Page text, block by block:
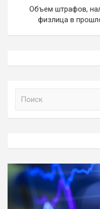
Объем штрафов,
физлица в